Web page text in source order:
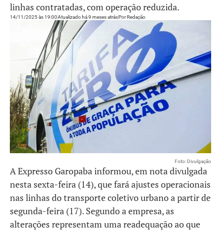
linhas contratadas, com operação reduzida.
14/11/2025 às 19:00Atualizado há 9 meses atrásPorRedação
Foto: Divulgação
A Expresso Garopaba informou, em nota divulgada
nesta sexta-feira (14), que fará ajustes operacionais
nas linhas do transporte coletivo urbano a partir de
segunda-feira (17). Segundo a empresa, as
alterações representam uma readequação ao que